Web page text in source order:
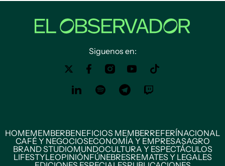
Siguenos en:
HOMEMEMBERBENEFICIOS MEMBERREFERÍNACIONAL
CAFÉ Y NEGOCIOSECONOMÍA Y EMPRESASAGRO
BRAND STUDIOMUNDOCULTURA Y ESPECTÁCULOS
LIFESTYLEOPINIÓNFÚNEBRESREMATES Y LEGALES